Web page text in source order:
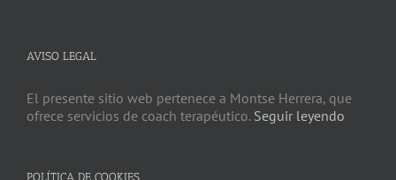
AVISO LEGAL
El presente sitio web pertenece a Montse Herrera, que
ofrece servicios de coach terapéutico. Seguir leyendo
POLÍTICA DE COOKIES